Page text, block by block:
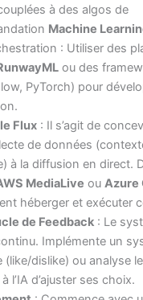
à des algos de
Machine
: Utiliser des
ou des
PyTorch) pour
Flux : Il s’agit de
de données
à la diffusion en direct.
MediaLive ou Azure
héberger et exécuter
de Feedback : Le
Implémente un
dislike) ou analyse
l’IA d’ajuster ses choix.